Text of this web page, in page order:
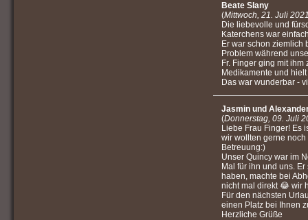
Beate Slany
(Mittwoch, 21. Juli
Die liebevolle und
Katerchens war
Er war schon ziemlich
Problem während
Fr. Finger ging mit
Medikamente und
Das war wunderbar -
Jasmin und
(Donnerstag, 09. Juli
Liebe Frau Finger! Es
wir wollten gerne
Betreuung:)
Unser Quincy war im
Mal für ihn und uns.
haben, machte bei
nicht mal direkt 😂 wir
Für den nächsten
einen Platz bei Ihnen
Herzliche Grüße